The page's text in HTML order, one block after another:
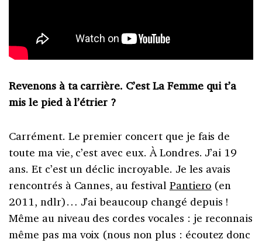
Revenons à ta carrière. C’est La Femme qui t’a
mis le pied à l’étrier ?
Carrément. Le premier concert que je fais de
toute ma vie, c’est avec eux. À Londres. J’ai 19
ans. Et c’est un déclic incroyable. Je les avais
rencontrés à Cannes, au festival Pantiero (en
2011, ndlr)… J’ai beaucoup changé depuis !
Même au niveau des cordes vocales : je reconnais
même pas ma voix (nous non plus : écoutez donc